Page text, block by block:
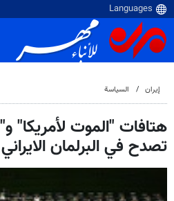
إيران السياسة
هتافات "الموت لأمريكا"
تصدح في البرلمان الايراني